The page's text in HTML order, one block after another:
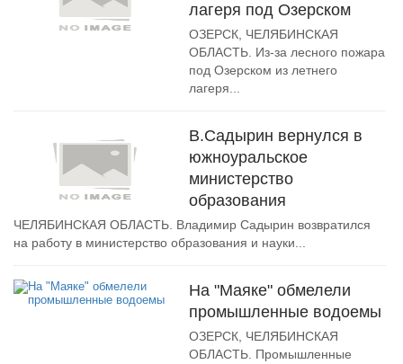
лагеря под Озерском
ОЗЕРСК, ЧЕЛЯБИНСКАЯ
ОБЛАСТЬ. Из-за лесного пожара
под Озерском из летнего
лагеря...
В.Садырин вернулся в
южноуральское
министерство
образования
ЧЕЛЯБИНСКАЯ ОБЛАСТЬ. Владимир Садырин возвратился
на работу в министерство образования и науки...
На "Маяке" обмелели
промышленные водоемы
ОЗЕРСК, ЧЕЛЯБИНСКАЯ
ОБЛАСТЬ. Промышленные